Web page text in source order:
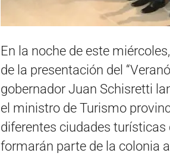
En la noche de este
de la presentación del
gobernador Juan Schisretti
el ministro de Turismo
diferentes ciudades
formarán parte de la colonia